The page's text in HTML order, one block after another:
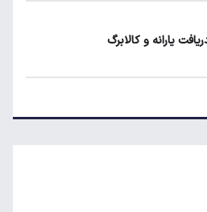
یارانه و کالابرگ
یارانه و کالابرگ
در کشورهای اروپایی چقدر است؟
در ایران؛ پارس‌خودرو رکورددار